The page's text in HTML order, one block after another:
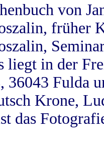
von
früher
liegt in der
36043 Fulda
Krone,
das